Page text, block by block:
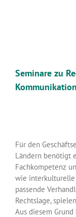
Seminare zu
Kommunikation
Für den
Ländern benötigt
Fachkompetenz
wie interkulturelle
passende
Rechtslage,
Aus diesem